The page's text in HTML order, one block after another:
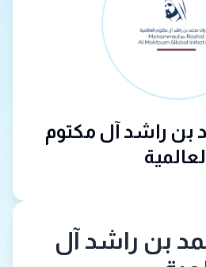
بن راشد آل مكتوم
بن راشد آل